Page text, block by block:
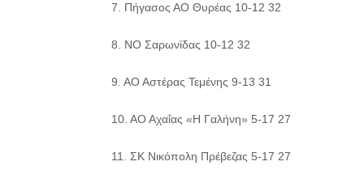
7. Πήγασος ΑΟ Θυρέας 10-12 32
8. ΝΟ Σαρωνίδας 10-12 32
9. ΑΟ Αστέρας Τεμένης 9-13 31
10. ΑΟ Αχαΐας «Η Γαλήνη» 5-17 27
11. ΣΚ Νικόπολη Πρέβεζας 5-17 27